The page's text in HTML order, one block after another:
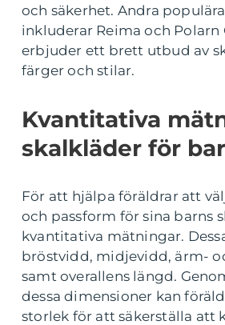
och säkerhet. Andra
inkluderar Reima och Polarn
erbjuder ett brett utbud av
färger och stilar.
Kvantitativa
skalkläder för
För att hjälpa föräldrar att
och passform för sina barns
kvantitativa mätningar.
bröstvidd, midjevidd, ärm-
samt overallens längd.
dessa dimensioner kan
storlek för att säkerställa att